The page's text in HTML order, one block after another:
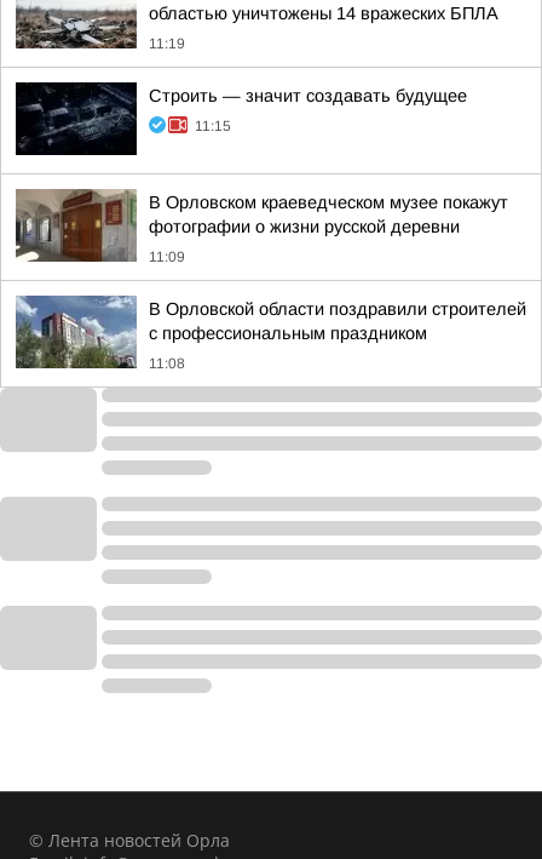
областью уничтожены 14 вражеских БПЛА
11:19
Строить — значит создавать будущее
11:15
В Орловском краеведческом музее покажут
фотографии о жизни русской деревни
11:09
В Орловской области поздравили строителей
с профессиональным праздником
11:08
© Лента новостей Орла